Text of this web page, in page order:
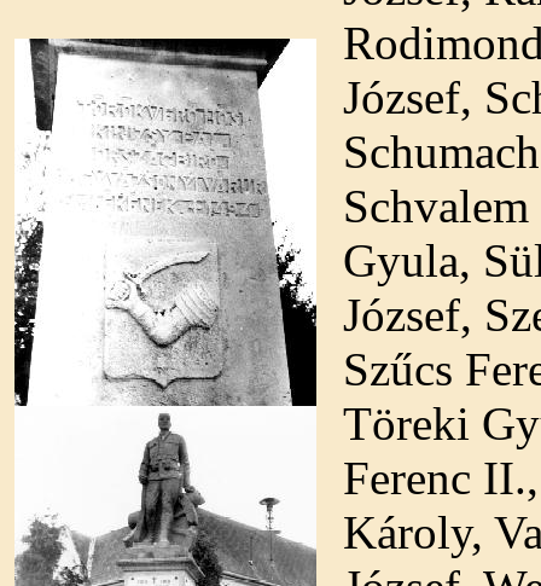
József,
Gyula,
József,
Szűcs
Töreki
Ferenc
Károly,